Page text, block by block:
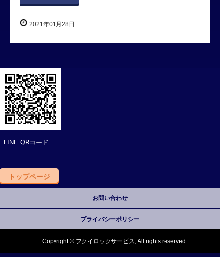
2021年01月28日
LINE QRコード
トップページ
お問い合わせ
プライバシーポリシー
Copyright © フクイロックサービス, All rights reserved.